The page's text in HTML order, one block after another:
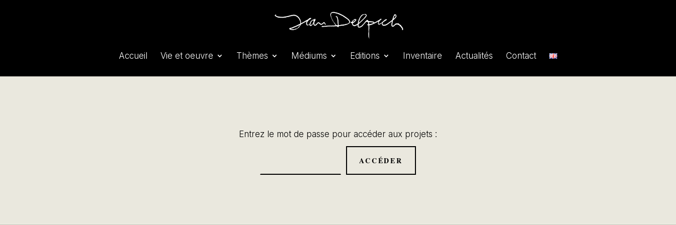
Accueil Vie et oeuvre Thèmes Médiums Editions Inventaire Actualités Contact
Entrez le mot de passe pour accéder aux projets :